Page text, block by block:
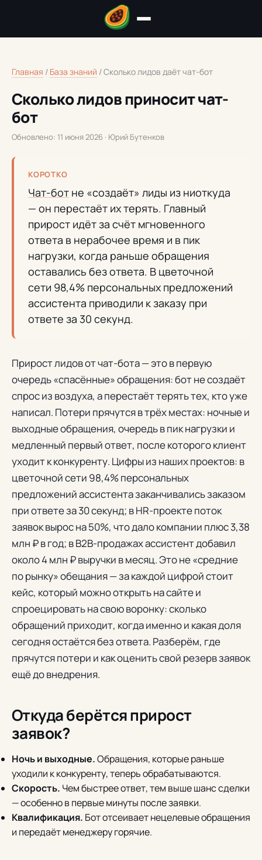
Главная / База знаний /Сколько лидов даёт чат-бот
Сколько лидов приносит чат-
бот
Обновлено: 11 июня 2026 · Юрий Бутенков
КОРОТКО
Чат-бот не «создаёт» лиды из ниоткуда
— он перестаёт их терять. Главный
прирост идёт за счёт мгновенного
ответа в нерабочее время и в пик
нагрузки, когда раньше обращения
оставались без ответа. В цветочной
сети 98,4% персональных предложений
ассистента приводили к заказу при
ответе за 30 секунд.
Прирост лидов от чат-бота — это в первую
очередь «спасённые» обращения: бот не создаёт
спрос из воздуха, а перестаёт терять тех, кто уже
написал. Потери прячутся в трёх местах: ночные и
выходные обращения, очередь в пик нагрузки и
медленный первый ответ, после которого клиент
уходит к конкуренту. Цифры из наших проектов: в
цветочной сети 98,4% персональных
предложений ассистента заканчивались заказом
при ответе за 30 секунд; в HR-проекте поток
заявок вырос на 50%, что дало компании плюс 3,38
млн ₽ в год; в B2B-продажах ассистент добавил
около 4 млн ₽ выручки в месяц. Это не «средние
по рынку» обещания — за каждой цифрой стоит
кейс, который можно открыть на сайте и
спроецировать на свою воронку: сколько
обращений приходит, когда именно и какая доля
сегодня остаётся без ответа. Разберём, где
прячутся потери и как оценить свой резерв заявок
ещё до внедрения.
Откуда берётся прирост
заявок?
Ночь и выходные.Обращения, которые раньше
уходили к конкуренту, теперь обрабатываются.
Скорость. Чем быстрее ответ, тем выше шанс сделки
— особенно в первые минуты после заявки.
Квалификация. Бот отсеивает нецелевые обращения
и передаёт менеджеру горячие.